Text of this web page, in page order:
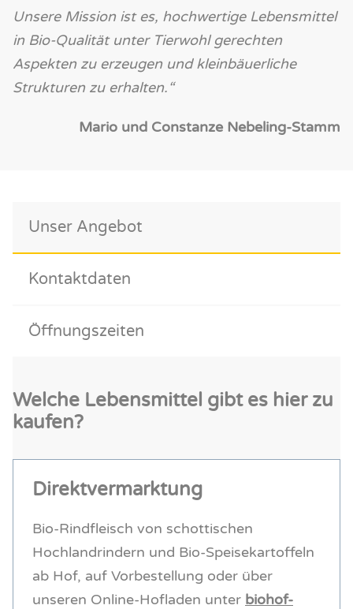
Unsere Mission ist es, hochwertige Lebensmittel
in Bio-Qualität unter Tierwohl gerechten
Aspekten zu erzeugen und kleinbäuerliche
Strukturen zu erhalten.“
Mario und Constanze Nebeling-Stamm
Unser Angebot
Kontaktdaten
Öffnungszeiten
Welche Lebensmittel gibt es hier zu
kaufen?
Direktvermarktung
Bio-Rindfleisch von schottischen
Hochlandrindern und Bio-Speisekartoffeln
ab Hof, auf Vorbestellung oder über
unseren Online-Hofladen unter biohof-